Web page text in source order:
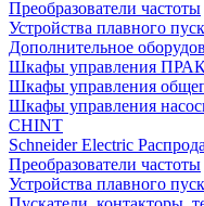
Преобразователи частоты
Устройства плавного
Дополнительное
Шкафы управления
Шкафы управления
Шкафы управления
CHINT
Schneider Electric
Преобразователи частоты
Устройства плавного